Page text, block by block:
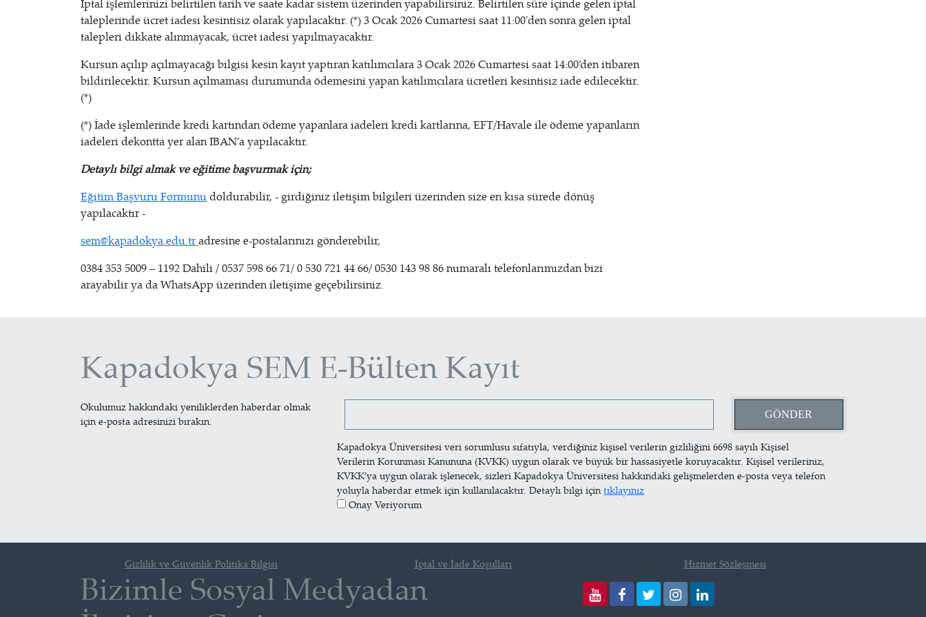
İptal işlemlerinizi belirtilen tarih ve saate kadar sistem üzerinden yapabilirsiniz. Belirtilen süre içinde gelen iptal
taleplerinde ücret iadesi kesintisiz olarak yapılacaktır. (*) 3 Ocak 2026 Cumartesi saat 11:00'den sonra gelen iptal
talepleri dikkate alınmayacak, ücret iadesi yapılmayacaktır.
Kursun açılıp açılmayacağı bilgisi kesin kayıt yaptıran katılımcılara 3 Ocak 2026 Cumartesi saat 14:00’den itibaren
bildirilecektir. Kursun açılmaması durumunda ödemesini yapan katılımcılara ücretleri kesintisiz iade edilecektir.
(*)
(*) İade işlemlerinde kredi kartından ödeme yapanlara iadeleri kredi kartlarına, EFT/Havale ile ödeme yapanların
iadeleri dekontta yer alan IBAN’a yapılacaktır.
Detaylı bilgi almak ve eğitime başvurmak için;
Eğitim Başvuru Formunudoldurabilir, - girdiğiniz iletişim bilgileri üzerinden size en kısa sürede dönüş
yapılacaktır -
sem@kapadokya.edu.tradresine e-postalarınızı gönderebilir,
0384 353 5009 – 1192 Dahili / 0537 598 66 71/ 0 530 721 44 66/ 0530 143 98 86 numaralı telefonlarımızdan bizi
arayabilir ya da WhatsApp üzerinden iletişime geçebilirsiniz.
Kapadokya SEM E-Bülten Kayıt
Okulumuz hakkındaki yeniliklerden haberdar olmak
için e-posta adresinizi bırakın.
Kapadokya Üniversitesi veri sorumlusu sıfatıyla, verdiğiniz kişisel verilerin gizliliğini 6698 sayılı Kişisel
Verilerin Korunması Kanununa (KVKK) uygun olarak ve büyük bir hassasiyetle koruyacaktır. Kişisel verileriniz,
KVKK’ya uygun olarak işlenecek, sizleri Kapadokya Üniversitesi hakkındaki gelişmelerden e-posta veya telefon
yoluyla haberdar etmek için kullanılacaktır. Detaylı bilgi için tıklayınız
Onay Veriyorum
Gizlilik ve Güvenlik Politika Bilgisi İptal ve İade Koşulları Hizmet Sözleşmesi
Bizimle Sosyal Medyadan